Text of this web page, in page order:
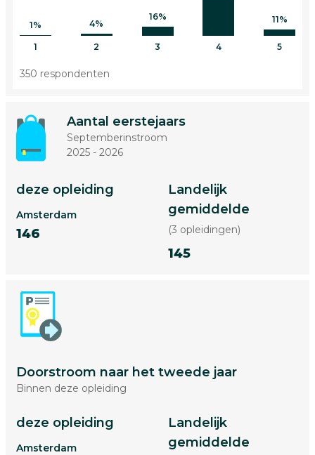
1%
1
4%
2
16%
3 4
11%
5
350 respondenten
Aantal eerstejaars
Septemberinstroom
2025 - 2026
deze opleiding
Amsterdam
146
Landelijk
gemiddelde
(3 opleidingen)
145
Doorstroom naar het tweede jaar
Binnen deze opleiding
deze opleiding
Amsterdam
Landelijk
gemiddelde